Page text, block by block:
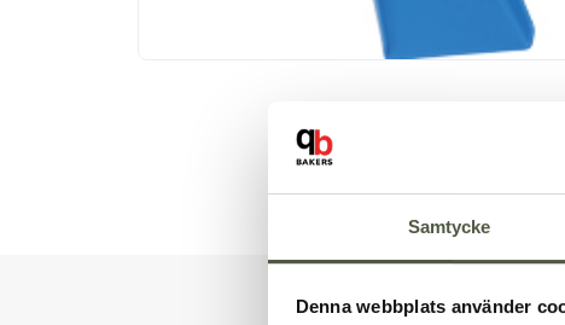
Samtycke
Denna webbplats använder